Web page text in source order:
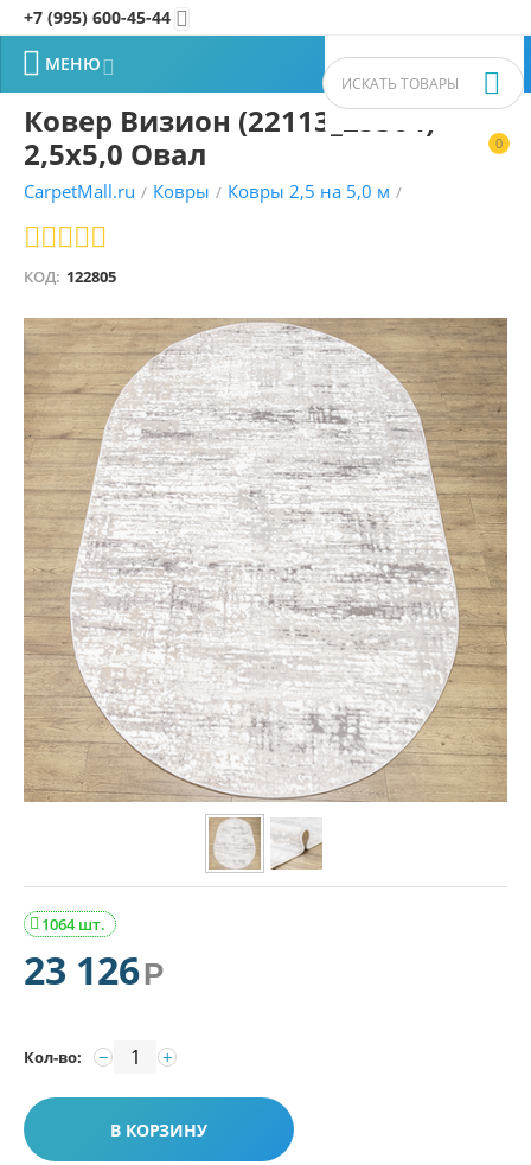
+7 (995) 600-45-44 
0


 МЕНЮ
Ковер Визион (22113_25364)
2,5х5,0 Овал
CarpetMall.ru / Ковры / Ковры 2,5 на 5,0 м /
КОД: 122805
1064 шт.

23 126Р
Кол-во: +
−
В КОРЗИНУ